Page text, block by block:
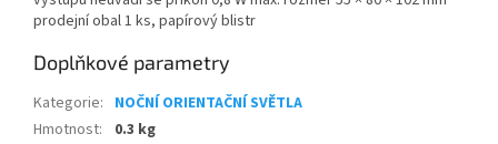
prodejní obal 1 ks, papírový blistr
Doplňkové parametry
Kategorie: NOČNÍ ORIENTAČNÍ SVĚTLA
Hmotnost:
0.3 kg